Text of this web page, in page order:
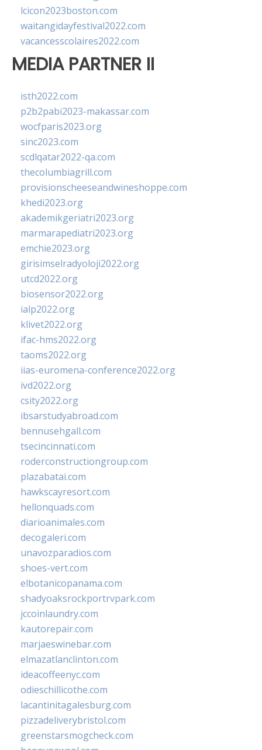
lcicon2023boston.com
waitangidayfestival2022.com
vacancesscolaires2022.com
MEDIA PARTNER II
isth2022.com
p2b2pabi2023-makassar.com
wocfparis2023.org
sinc2023.com
scdlqatar2022-qa.com
thecolumbiagrill.com
provisionscheeseandwineshoppe.com
khedi2023.org
akademikgeriatri2023.org
marmarapediatri2023.org
emchie2023.org
girisimselradyoloji2022.org
utcd2022.org
biosensor2022.org
ialp2022.org
klivet2022.org
ifac-hms2022.org
taoms2022.org
iias-euromena-conference2022.org
ivd2022.org
csity2022.org
ibsarstudyabroad.com
bennusehgall.com
tsecincinnati.com
roderconstructiongroup.com
plazabatai.com
hawkscayresort.com
hellonquads.com
diarioanimales.com
decogaleri.com
unavozparadios.com
shoes-vert.com
elbotanicopanama.com
shadyoaksrockportrvpark.com
jccoinlaundry.com
kautorepair.com
marjaeswinebar.com
elmazatlanclinton.com
ideacoffeenyc.com
odieschillicothe.com
lacantinitagalesburg.com
pizzadeliverybristol.com
greenstarsmogcheck.com